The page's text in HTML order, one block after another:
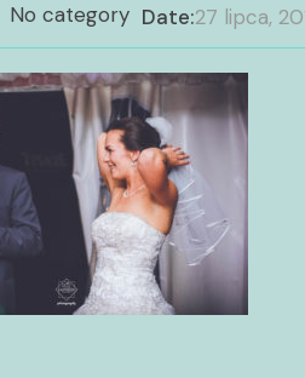
No category Date:27 lipca,